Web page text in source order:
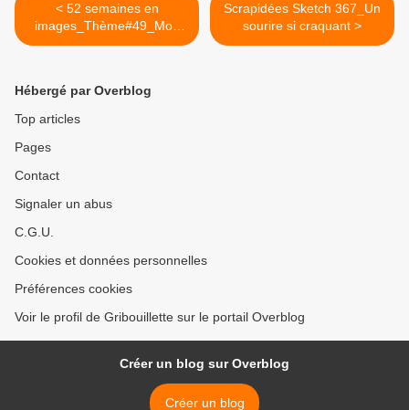
< 52 semaines en
images_Thème#49_Mon
village
Scrapidées Sketch 367_Un
sourire si craquant >
Hébergé par Overblog
Top articles
Pages
Contact
Signaler un abus
C.G.U.
Cookies et données personnelles
Préférences cookies
Voir le profil de Gribouillette sur le portail Overblog
Créer un blog sur Overblog
Créer un blog